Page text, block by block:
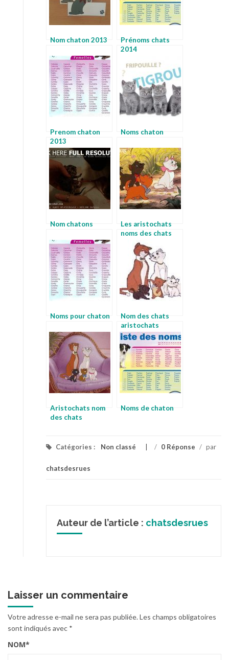
Nom chaton 2013
Prénoms chats
2014
Prenom chaton
2013
Noms chaton
Nom chatons
Les aristochats
noms des chats
Noms pour chaton
Nom des chats
aristochats
Aristochats nom
des chats
Noms de chaton
Catégories : Non classé / 0 Réponse / par
chatsdesrues
Auteur de l’article : chatsdesrues
Laisser un commentaire
Votre adresse e-mail ne sera pas publiée.Les champs obligatoires
sont indiqués avec *
NOM*